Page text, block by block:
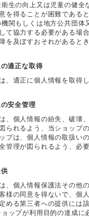
衛生の向上又は児童の健
を得ることが困難であると
機関もしくは地方公共団
て協力する必要がある場
を及ぼすおそれがあるとき
適正な取得
、適正に個人情報を取得
安全管理
、個人情報の紛失、破壊
られるよう、当ショップ
プは、個人情報の取扱い
管理が図られるよう、必
、個人情報保護法その他
様の同意を得ないで、個
める第三者への提供には該
ョップが利用目的の達成